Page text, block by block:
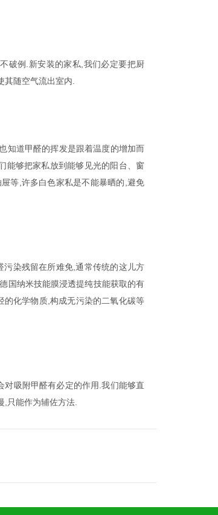
破例.新安装的家私,我们必定要把厨
随空气流出室内.
知道甲醛的挥发是跟着温度的增加而
能够把家私放到能够见光的阳台、窗
等,许多白色家私是不能暴晒的,避免
染残留在所难免,通常传统的这儿方
国纳米技能膜浸透提纯技能获取的有
的化学物质,构成无污染的二氧化碳等
吸附甲醛有必定的作用.我们能够直
只能作为辅佐方法.